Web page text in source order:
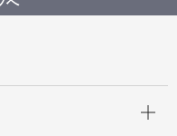
の申請等）